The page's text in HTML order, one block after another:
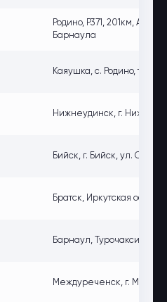
Родино, Р371, 201км,
Барнаула
Каяушка, с. Родино,
Нижнеудинск, г.
Бийск, г. Бийск, ул.
Братск, Иркутская
Барнаул, Турочаксий р-
Междуреченск, г.